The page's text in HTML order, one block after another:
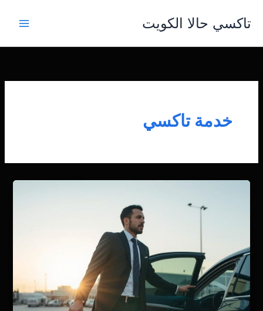
تاكسي حالا الكويت
خدمة تاكسي